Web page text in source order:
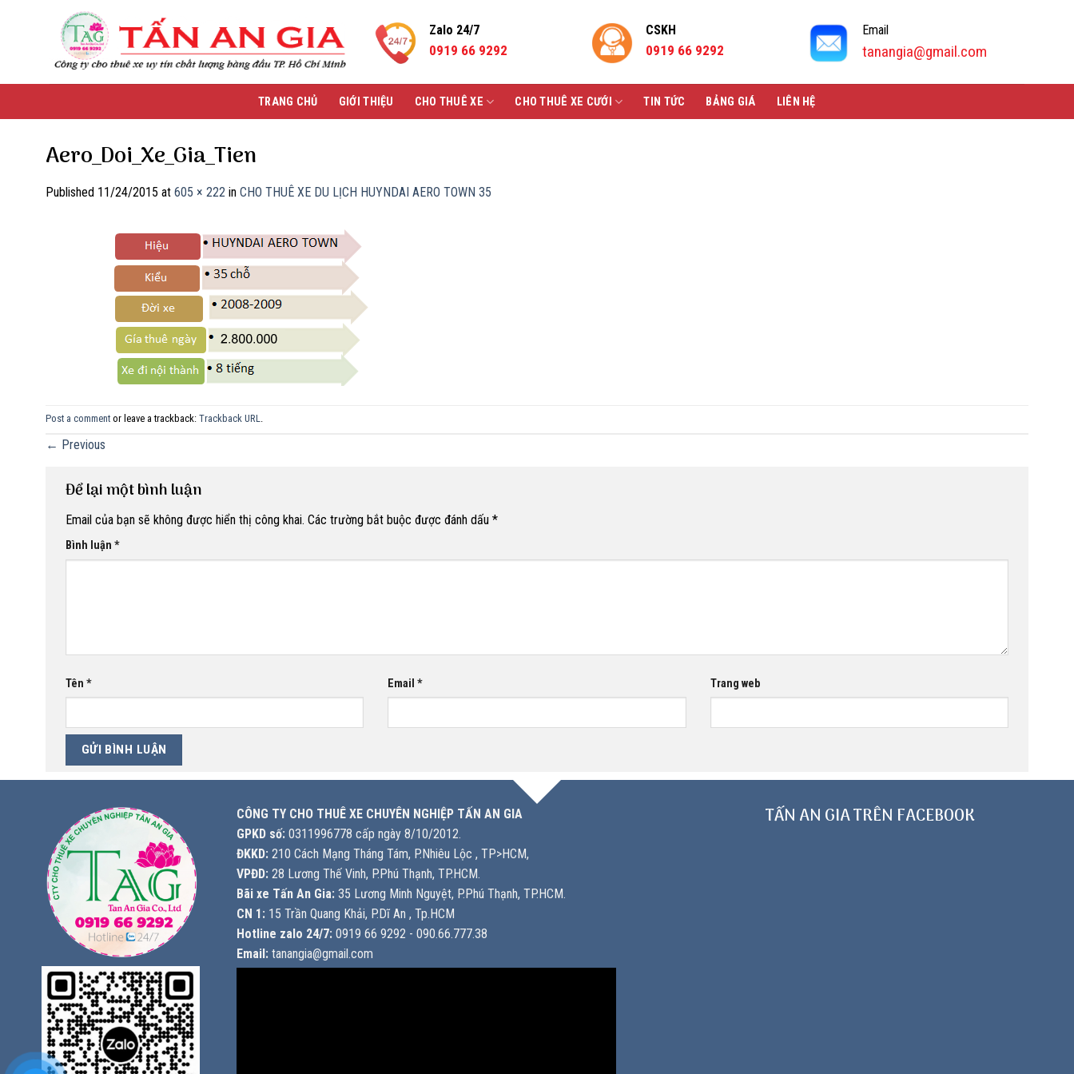
Zalo 24/7
0919 66 9292
CSKH
0919 66 9292
Email
tanangia@gmail.com
TRANG CHỦ GIỚI THIỆU CHO THUÊ XE CHO THUÊ XE CƯỚI TIN TỨC BẢNG GIÁ LIÊN HỆ
Aero_Doi_Xe_Gia_Tien
Published 11/24/2015 at 605 × 222 in CHO THUÊ XE DU LỊCH HUYNDAI AERO TOWN 35
Post a comment or leave a trackback: Trackback URL
← Previous
Để lại một bình luận
Email của bạn sẽ không được hiển thị công khai. Các trường bắt buộc được đánh dấu *
Bình luận *
Tên * Email* Trang web
CÔNG TY CHO THUÊ XE CHUYÊN NGHIỆP TẤN AN GIA
GPKD số: 0311996778 cấp ngày 8/10/2012.
ĐKKD: 210 Cách Mạng Tháng Tám, P.Nhiêu Lộc , TP>HCM,
VPĐD: 28 Lương Thế Vinh, P.Phú Thạnh, TP.HCM.
Bãi xe Tấn An Gia: 35 Lương Minh Nguyệt, P.Phú Thạnh, TP.HCM.
CN 1: 15 Trần Quang Khải, P.Dĩ An , Tp.HCM
Hotline zalo 24/7: 0919 66 9292 - 090.66.777.38
Email: tanangia@gmail.com
TẤN AN GIA TRÊN FACEBOOK